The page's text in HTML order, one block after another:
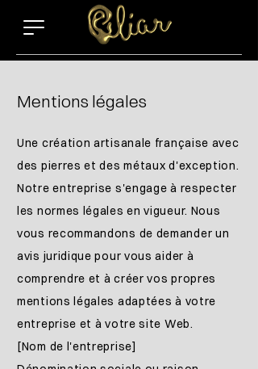
Mentions légales
Une création artisanale française avec
des pierres et des métaux d'exception.
Notre entreprise s'engage à respecter
les normes légales en vigueur. Nous
vous recommandons de demander un
avis juridique pour vous aider à
comprendre et à créer vos propres
mentions légales adaptées à votre
entreprise et à votre site Web.
[Nom de l'entreprise]